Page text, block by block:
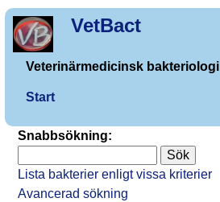
VetBact
Veterinärmedicinsk bakteriologi
Start
Snabbsökning:
Lista bakterier enligt vissa kriterier
Avancerad sökning